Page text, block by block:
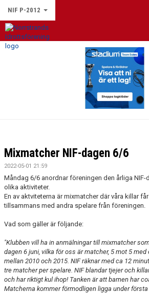
NIF P-2012
HEM
Mixmatcher NIF-dagen 6/6
2022-05-01 21:59
Måndag 6/6 anordnar föreningen den årliga NIF-
olika aktiviteter.
En av aktviteterna är mixmatcher där våra killar
tillsammans med andra spelare från föreningen.
Vad som gäller är följande:
"Klubben vill ha in anmälningar till mixmatcher
dagen 6 juni, vilka för oss är matcher, 5 mot 5
mellan 2010 och 2015. NIF räknar med ca 12
tre matcher per spelare. NIF blandar tjejer och
och har riktigt kul ihop! Tanken är att barnen har
Matcherna kommer förmodligen ligga under första